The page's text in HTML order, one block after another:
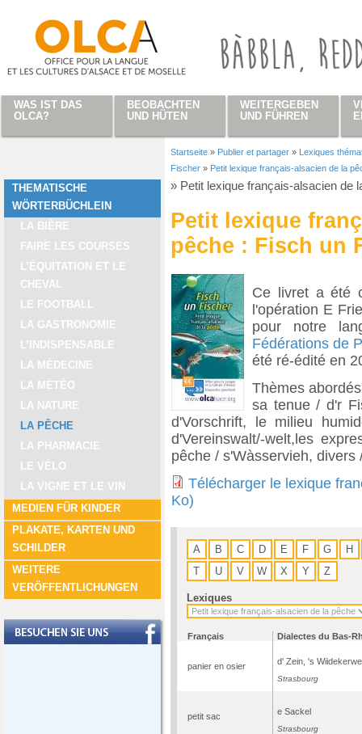
THEMATISCHE
WÖRTERBÜCHLEIN
LA BIÈRE
FAIRE LES COURSES
L’ÉQUITATION ET LE
CHEVAL
LE FOOTBALL
LA GASTRONOMIE
L’INDISPENSABLE
LA MÉDECINE
LA MÉTÉO
LA NATURE
LA PÊCHE
LA PHARMACIE
LE VÉLO
LA VIGNE ET LE VIN
MEDIEN FÜR KINDER
PLAKATE, KARTEN UND
SCHILDER
WEITERE
VERÖFFENTLICHUNGEN
Sie sind hier
Startseite » Publier et partager » Lexiques
Fischer » Petit lexique français-alsacien de la
» Petit lexique français-alsacien de
Petit lexique
pêche : Fisch un
Ce livret a été
l'opération E
pour notre
Fédérations de
été ré-édité en
Thèmes
sa tenue / d'r
d'Vorschrift, le milieu
d'Vereinswalt/-welt,les
pêche / s'Wàsservieh, divers
Télécharger le lexique
Ko)
A B C D E F G
H
T
U V W X Y Z
Lexiques
Français Dialectes du Bas-
panier en osier d' Zein, 's
Strasbourg
petit sac e Sackel
Strasbourg
WAS IST DAS
OLCA?
BEOBACHTEN
UND HÜTEN
WEITERGEBEN
UND FÜHREN